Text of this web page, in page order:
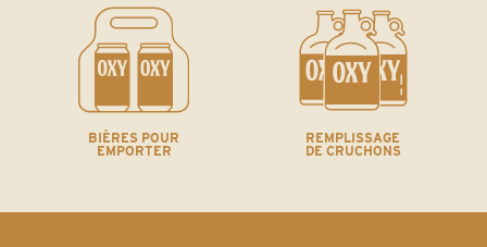
BIÈRES POUR
EMPORTER
REMPLISSAGE
DE CRUCHONS